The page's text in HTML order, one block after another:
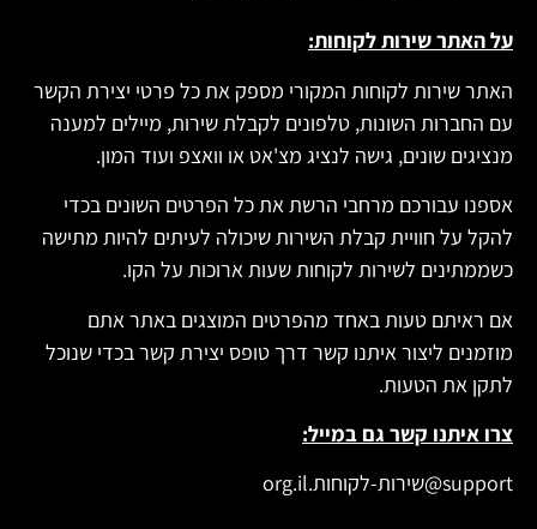
על האתר שירות לקוחות:
האתר שירות לקוחות המקורי מספק את כל פרטי יצירת הקשר
עם החברות השונות, טלפונים לקבלת שירות, מיילים למענה
מנציגים שונים, גישה לנציג מצ'אט או וואצפ ועוד המון.
אספנו עבורכם מרחבי הרשת את כל הפרטים השונים בכדי
להקל על חוויית קבלת השירות שיכולה לעיתים להיות מתישה
כשממתינים לשירות לקוחות שעות ארוכות על הקו.
אם ראיתם טעות באחד מהפרטים המוצגים באתר אתם
מוזמנים ליצור איתנו קשר דרך טופס יצירת קשר בכדי שנוכל
לתקן את הטעות.
צרו איתנו קשר גם במייל:
support@שירות-לקוחות.org.il